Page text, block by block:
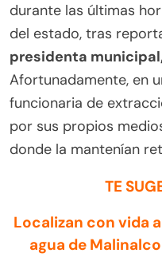
durante las últimas
del estado, tras
presidenta
Afortunadamente, en
funcionaria de
por sus propios
donde la mantenían
TE
Localizan con vida
agua de